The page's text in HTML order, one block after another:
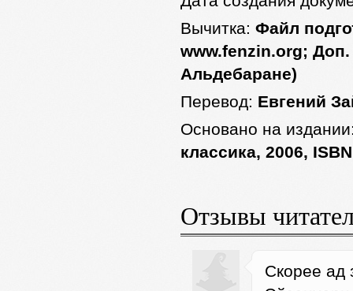
Вычитка: Файл
www.fenzin.org; Доп.
Альдебаране)
Перевод: Евгений
Основано на
классика, 2006,
Отзывы
Скорее ад